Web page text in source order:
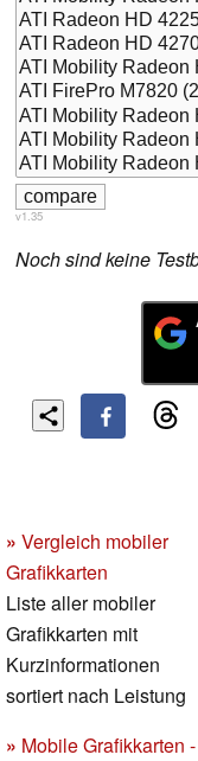
v1.35
Noch sind keine
» Vergleich mobiler
Grafikkarten
Liste aller mobiler
Grafikkarten mit
Kurzinformationen
sortiert nach Leistung
» Mobile Grafikkarten -